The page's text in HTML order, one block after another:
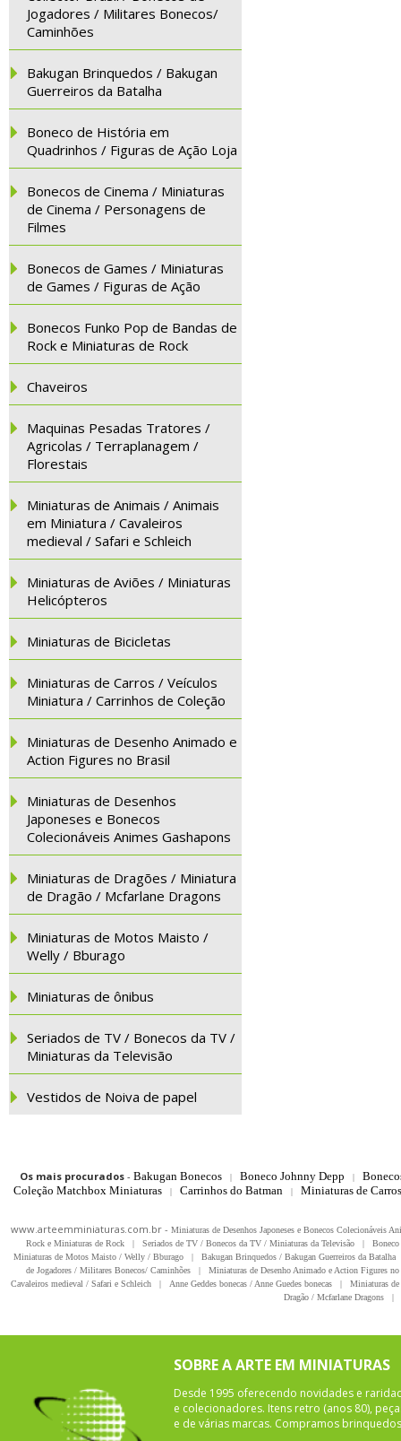
Jogadores / Militares Bonecos/
Caminhões
Bakugan Brinquedos / Bakugan
Guerreiros da Batalha
Boneco de História em
Quadrinhos / Figuras de Ação Loja
Bonecos de Cinema / Miniaturas
de Cinema / Personagens de
Filmes
Bonecos de Games / Miniaturas
de Games / Figuras de Ação
Bonecos Funko Pop de Bandas de
Rock e Miniaturas de Rock
Chaveiros
Maquinas Pesadas Tratores /
Agricolas / Terraplanagem /
Florestais
Miniaturas de Animais / Animais
em Miniatura / Cavaleiros
medieval / Safari e Schleich
Miniaturas de Aviões / Miniaturas
Helicópteros
Miniaturas de Bicicletas
Miniaturas de Carros / Veículos
Miniatura / Carrinhos de Coleção
Miniaturas de Desenho Animado e
Action Figures no Brasil
Miniaturas de Desenhos
Japoneses e Bonecos
Colecionáveis Animes Gashapons
Miniaturas de Dragões / Miniatura
de Dragão / Mcfarlane Dragons
Miniaturas de Motos Maisto /
Welly / Bburago
Miniaturas de ônibus
Seriados de TV / Bonecos da TV /
Miniaturas da Televisão
Vestidos de Noiva de papel
Os mais procurados- Bakugan Bonecos | Boneco Johnny Depp |
Coleção Matchbox Miniaturas
| Carrinhos do Batman | Miniaturas de
www.arteemminiaturas.com.br - Miniaturas de Desenhos Japoneses e Bonecos Colecionáveis
Rock e Miniaturas de Rock
| Seriados de TV / Bonecos da TV / Miniaturas da Televisão |
Miniaturas de Motos Maisto / Welly / Bburago
| Bakugan Brinquedos / Bakugan Guerreiros da Batalha
de Jogadores / Militares Bonecos/ Caminhões
|
Miniaturas de Desenho Animado e Action Figures
Cavaleiros medieval / Safari e Schleich
| Anne Geddes bonecas / Anne Guedes bonecas |
Miniaturas
Dragão / Mcfarlane Dragons
|
SOBRE A ARTE EM MINIATURAS
Desde 1995 oferecendo novidades e
e colecionadores. Itens retro (anos 80),
e de várias marcas. Compramos